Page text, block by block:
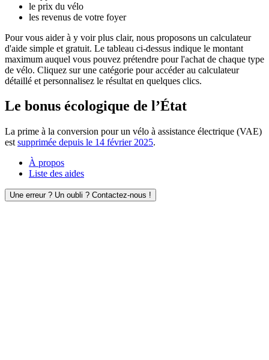
le prix du vélo
les revenus de votre foyer
Pour vous aider à y voir plus clair, nous proposons un calculateur
d'aide simple et gratuit. Le tableau ci-dessus indique le montant
maximum auquel vous pouvez prétendre pour l'achat de chaque type
de vélo. Cliquez sur une catégorie pour accéder au calculateur
détaillé et personnalisez le résultat en quelques clics.
Le bonus écologique de l’État
La prime à la conversion pour un vélo à assistance électrique (VAE)
est supprimée depuis le 14 février 2025.
À propos
Liste des aides
Une erreur ? Un oubli ? Contactez-nous !